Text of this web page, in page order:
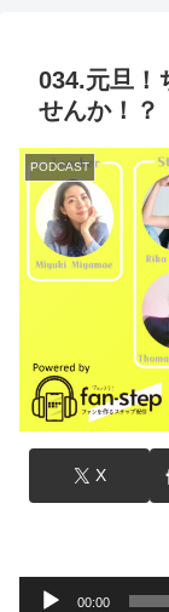
034.元旦！
せんか！？
PODCAST
X
00:00